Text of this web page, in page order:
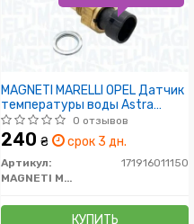
MAGNETI MARELLI OPEL Датчик
температуры воды Astra
G,Insignia,Vectra B/C,Chevrolet
Aveo,Lacetti,Daewoo
Lanos,lada
0 отзывов
240 ₴ срок 3 дн.
Артикул:
171916011150
MAGNETI MARELLI
КУПИТЬ